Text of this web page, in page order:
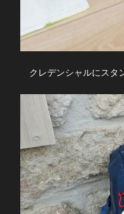
クレデンシャルにスタ